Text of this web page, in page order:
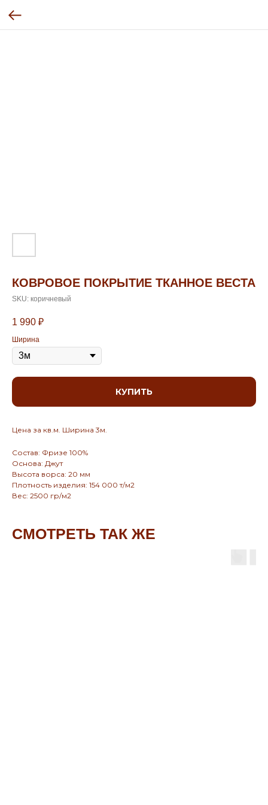
КОВРОВОЕ ПОКРЫТИЕ ТКАННОЕ ВЕСТА
SKU: коричневый
1 990 ₽
Ширина
КУПИТЬ
Цена за кв.м. Ширина 3м.
Состав: Фризе 100%
Основа: Джут
Высота ворса: 20 мм
Плотность изделия: 154 000 т/м2
Вес: 2500 гр/м2
СМОТРЕТЬ ТАК ЖЕ